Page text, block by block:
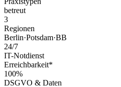
betreut
3
Regionen
Berlin·Potsdam·BB
24/7
IT-Notdienst
Erreichbarkeit*
100%
DSGVO & Daten